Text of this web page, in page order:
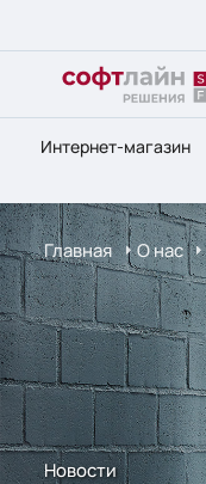
Интернет-магазин
Главная О нас
Новости